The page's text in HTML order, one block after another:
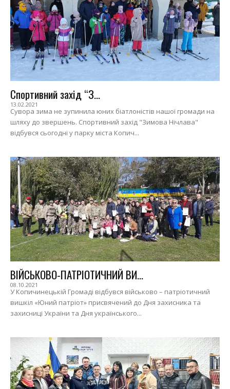
Спортивний захід “З...
13.02.2021
Сувора зима не зупинила юних біатлоністів нашої громади на
шляху до звершень. Спортивний захід "Зимова Нічлава"
відбувся сьогодні у парку міста Копич...
ВІЙСЬКОВО-ПАТРІОТИЧНИЙ ВИ...
08.10.2021
У Копичинецькій Громаді відбувся військово – патріотичний
вишкіл «Юний патріот» присвячений до Дня захисника та
захисниці України та Дня українського...